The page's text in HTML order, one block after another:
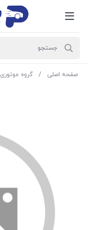
صفحه اصلی گروه موتوری